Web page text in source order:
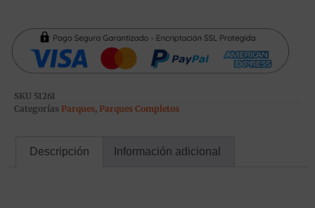
SKU 51261
Categorías Parques, Parques Completos
Descripción Información adicional